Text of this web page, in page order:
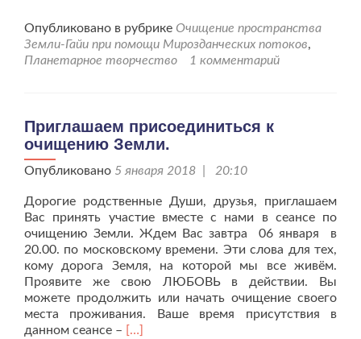
Опубликовано в рубрике Очищение пространства
Земли-Гайи при помощи Мирозданческих потоков,
Планетарное творчество
1 комментарий
Приглашаем присоединиться к
очищению Земли.
Опубликовано 5 января 2018 | 20:10
Дорогие родственные Души, друзья, приглашаем
Вас принять участие вместе с нами в сеансе по
очищению Земли. Ждем Вас завтра 06 января в
20.00. по московскому времени. Эти слова для тех,
кому дорога Земля, на которой мы все живём.
Проявите же свою ЛЮБОВЬ в действии. Вы
можете продолжить или начать очищение своего
места проживания. Ваше время присутствия в
данном сеансе – Читать
[…]